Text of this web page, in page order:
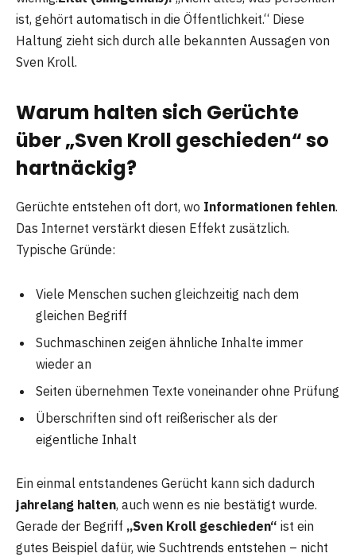
ist, gehört automatisch in die Öffentlichkeit.“ Diese
Haltung zieht sich durch alle bekannten Aussagen von
Sven Kroll.
Warum halten sich Gerüchte
über „Sven Kroll geschieden“ so
hartnäckig?
Gerüchte entstehen oft dort, wo Informationen fehlen.
Das Internet verstärkt diesen Effekt zusätzlich.
Typische Gründe:
Viele Menschen suchen gleichzeitig nach dem
gleichen Begriff
Suchmaschinen zeigen ähnliche Inhalte immer
wieder an
Seiten übernehmen Texte voneinander ohne Prüfung
Überschriften sind oft reißerischer als der
eigentliche Inhalt
Ein einmal entstandenes Gerücht kann sich dadurch
jahrelang halten, auch wenn es nie bestätigt wurde.
Gerade der Begriff „Sven Kroll geschieden“ ist ein
gutes Beispiel dafür, wie Suchtrends entstehen – nicht